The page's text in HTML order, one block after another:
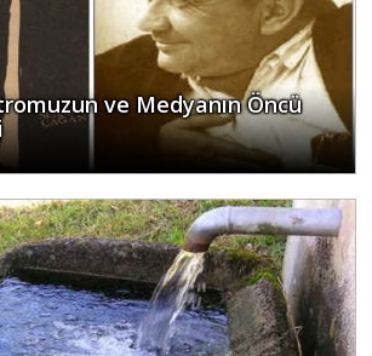
ve Medyanın Öncü